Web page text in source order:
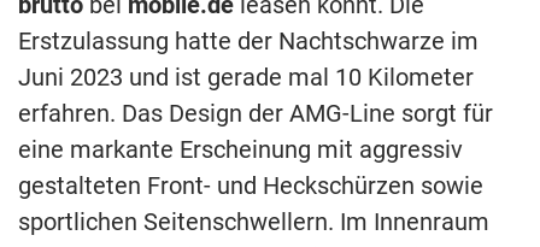
Erstzulassung hatte der Nachtschwarze im
Juni 2023 und ist gerade mal 10 Kilometer
erfahren. Das Design der AMG-Line sorgt für
eine markante Erscheinung mit aggressiv
gestalteten Front- und Heckschürzen sowie
sportlichen Seitenschwellern. Im Innenraum